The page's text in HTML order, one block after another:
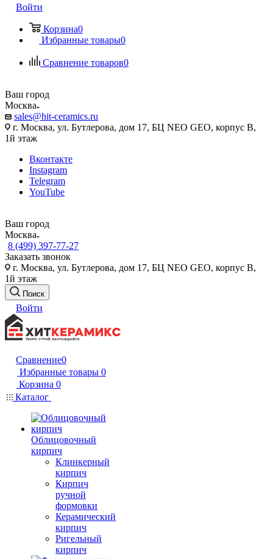
Войти
Корзина0
Избранные товары0
Сравнение товаров0
Ваш город
Москва
sales@hit-ceramics.ru
г. Москва, ул. Бутлерова, дом 17, БЦ NEO GEO, корпус В,
1й этаж
Вконтакте
Instagram
Telegram
YouTube
Ваш город
Москва
8 (499) 397-77-27
Заказать звонок
г. Москва, ул. Бутлерова, дом 17, БЦ NEO GEO, корпус В,
1й этаж
Поиск
Войти
Сравнение0
Избранные товары 0
Корзина 0
Каталог
Облицовочный
кирпич
Клинкерный
кирпич
Кирпич
ручной
формовки
Керамический
кирпич
Ригельный
кирпич